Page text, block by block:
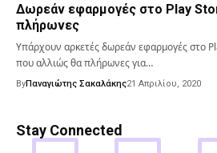
Δωρεάν εφαρμογές στο Play
πλήρωνες
Υπάρχουν αρκετές δωρεάν εφαρμογές στο
που αλλιώς θα πλήρωνες για…
ByΠαναγιώτης Σακαλάκης21 Απριλίου, 2020
Stay Connected